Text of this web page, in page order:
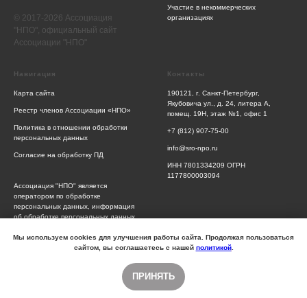
Мы используем cookies для улучшения работы сайта. Продолжая пользоваться
сайтом, вы соглашаетесь с нашей политикой.
ПРИНЯТЬ
© 2017-2026 Ассоциация
"НПО", официальный сайт
Ассоциации "НПО"
Участие в некоммерческих
организациях
Навигация
Карта сайта
Реестр членов Ассоциации «НПО»
Политика в отношении обработки
персональных данных
Согласие на обработку ПД
Ассоциация "НПО" является
оператором по обработке
персональных данных, информация
об обработке персональных данных
требованиях к защите персональных
данных отражены в Политике
Контакты
190121, г. Санкт-Петербург,
Якубовича ул., д. 24, литера А,
помещ. 19Н, этаж №1, офис 1
+7 (812) 907-75-00
info@sro-npo.ru
ИНН 7801334209 ОГРН
1177800003094